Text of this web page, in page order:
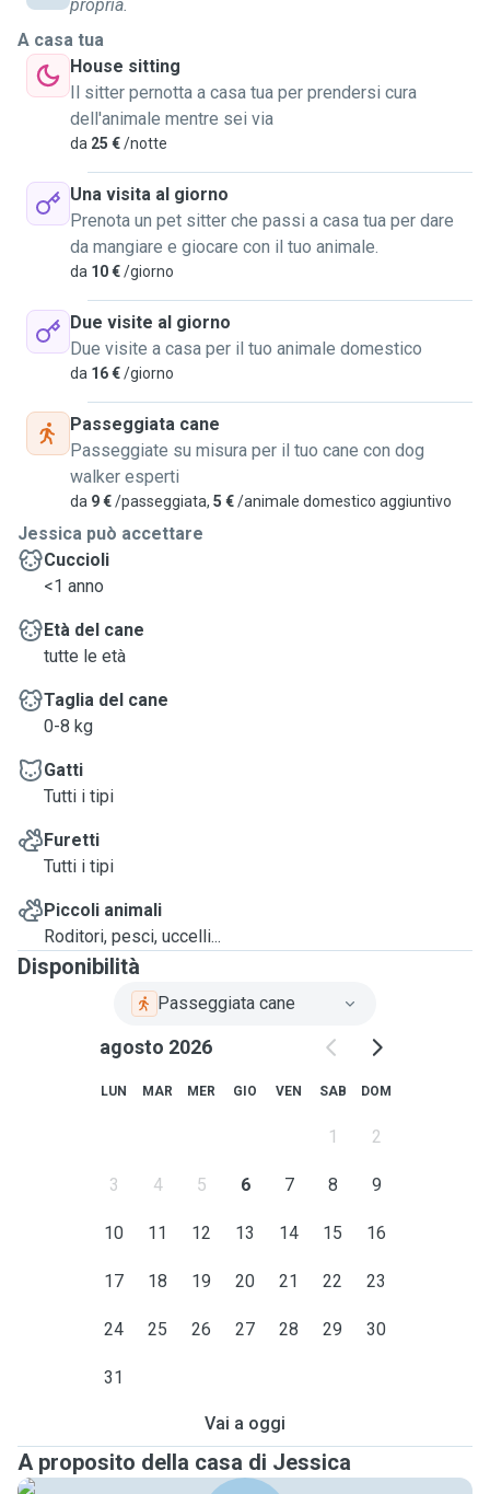
La mia passione per gli animali non conosce limiti, e sono
sempre pronta ad affrontare nuove sfide e a migliorare le
mie abilità. Con me, puoi essere certo che i tuoi animali
domestici saranno trattati con rispetto, gentilezza e
Oltre a prendere cura delle esigenze di base come il cibo,
l'acqua e l'esercizio fisico, mi prenderò cura anche delle
loro esigenze emotive, assicurandomi che si sentano amati
e rassicurati in tua assenza.
che metterà il benessere e la felicità dei tuoi animali al
primo posto. Non vedo l'ora di incontrare te e i tuoi adorabili
compagni pelosi!
propria.
A casa tua
House sitting
Il sitter pernotta a casa tua per prendersi cura
dell'animale mentre sei via
da 25 €/notte
Una visita al giorno
Prenota un pet sitter che passi a casa tua per dare
da mangiare e giocare con il tuo animale.
da 10 €/giorno
Due visite al giorno
Due visite a casa per il tuo animale domestico
da 16 €/giorno
Passeggiata cane
Passeggiate su misura per il tuo cane con dog
walker esperti
da 9 €/passeggiata, 5 €/animale domestico aggiuntivo
Jessica può accettare
Cuccioli
<1 anno
Età del cane
tutte le età
Taglia del cane
0-8 kg
Gatti
Tutti i tipi
Furetti
Tutti i tipi
Piccoli animali
Roditori, pesci, uccelli...
Disponibilità
Passeggiata cane
agosto 2026
LUN MAR MER GIO VEN SAB DOM
1 2
3 4 5 6 7 8 9
10 11 12 13 14 15 16
17 18 19 20 21 22 23
24 25 26 27 28 29 30
31
Vai a oggi
A proposito della casa di Jessica